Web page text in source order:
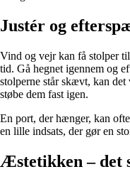
Justér og
Vind og vejr kan få stolper
tid. Gå hegnet igennem og
stolperne står skævt, kan
støbe dem fast igen.
En port, der hænger, kan
en lille indsats, der gør en
Æstetikken – det